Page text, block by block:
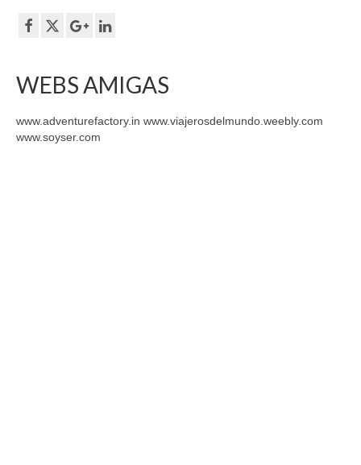
WEBS AMIGAS
www.adventurefactory.in www.viajerosdelmundo.weebly.com
www.soyser.com